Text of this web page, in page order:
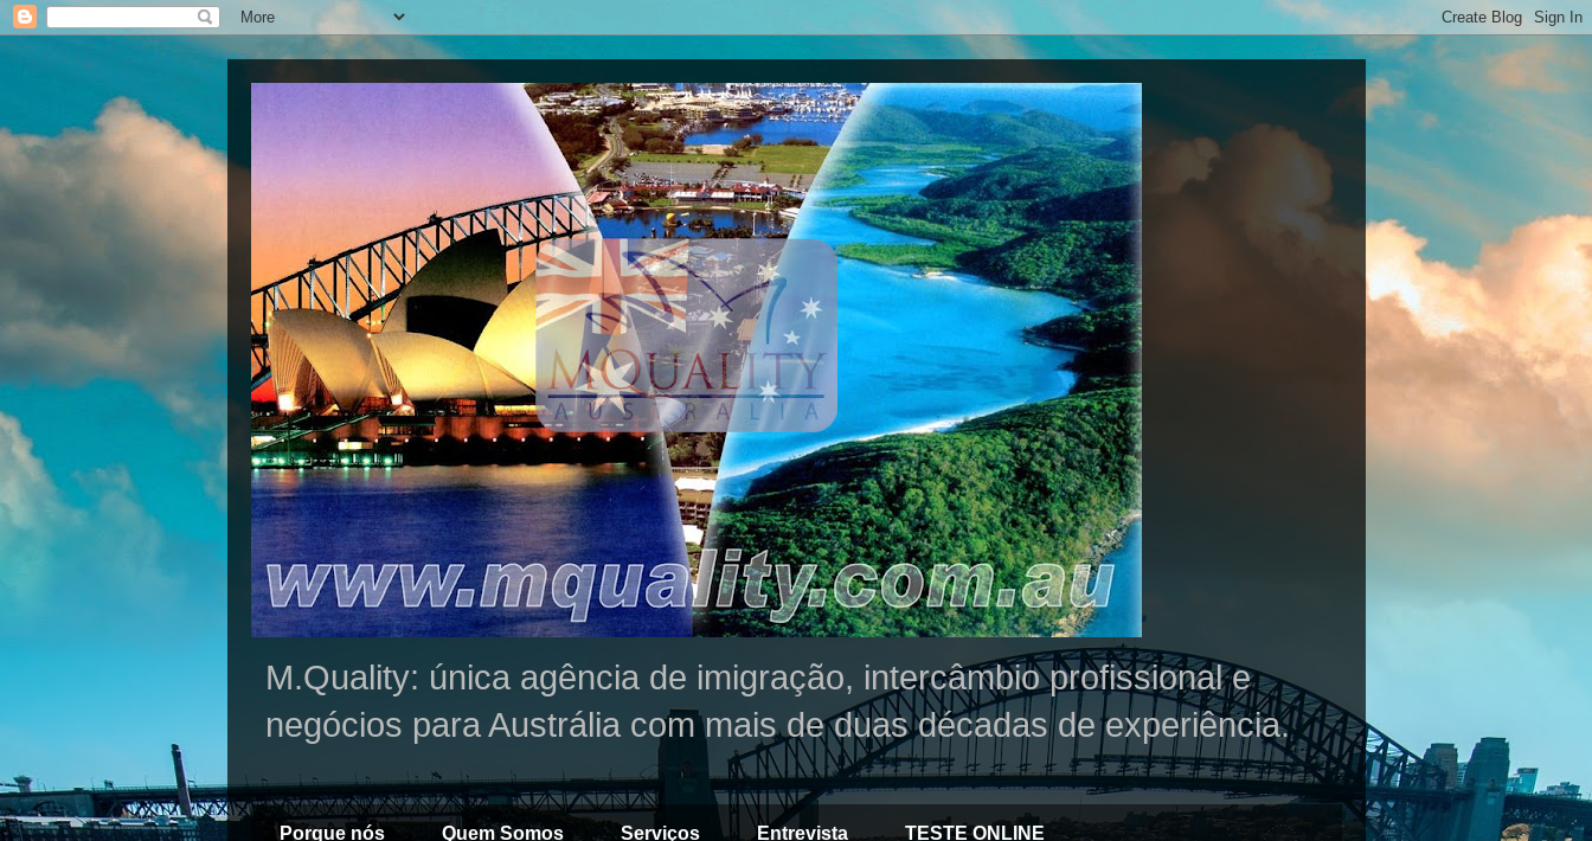
M.Quality: única agência de imigração, intercâmbio profissional e
negócios para Austrália com mais de duas décadas de experiência.
Porque nós Quem Somos Serviços Entrevista TESTE ONLINE